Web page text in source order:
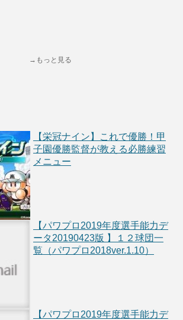
→もっと見る
【栄冠ナイン】これで優勝！甲
子園優勝監督が教える必勝練習
メニュー
【パワプロ2019年度選手能力デ
ータ20190423版 】１２球団一
覧（パワプロ2018ver.1.10）
【パワプロ2019年度選手能力デ